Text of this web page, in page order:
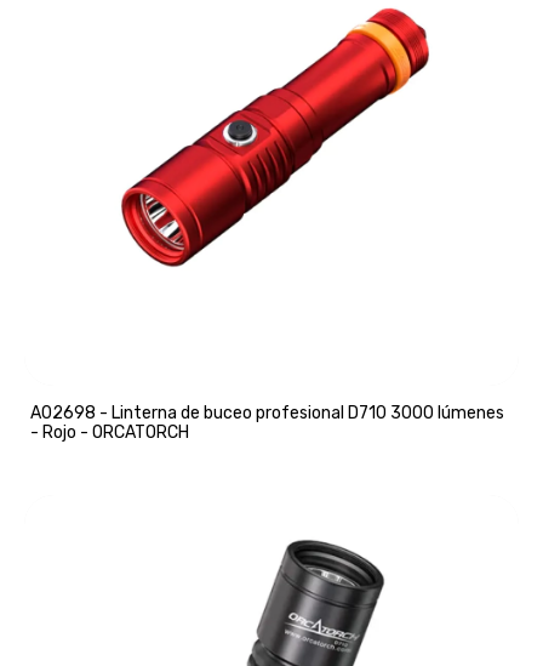
A02698 - Linterna de buceo profesional D710 3000 lúmenes
- Rojo - ORCATORCH